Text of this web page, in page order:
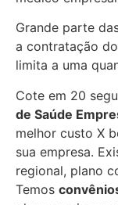
Grande parte
a contratação
limita a uma
Cote em 20
de Saúde
melhor custo X
sua empresa.
regional, plano
Temos